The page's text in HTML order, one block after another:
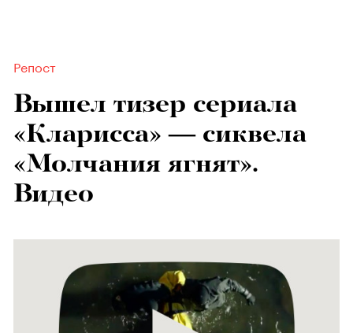
Репост
Вышел тизер сериала
«Кларисса» — сиквела
«Молчания ягнят».
Видео